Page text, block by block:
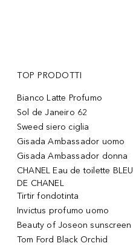
TOP PRODOTTI
Bianco Latte Profumo
Sol de Janeiro 62
Sweed siero ciglia
Gisada Ambassador uomo
Gisada Ambassador donna
CHANEL Eau de toilette BLEU
DE CHANEL
Tirtir fondotinta
Invictus profumo uomo
Beauty of Joseon sunscreen
Tom Ford Black Orchid